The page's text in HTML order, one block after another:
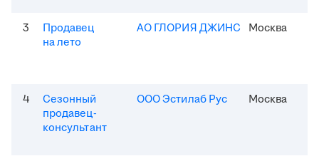
3
Продавец
на лето
АО ГЛОРИЯ ДЖИНС Москва
4
Сезонный
продавец-
консультант
ООО Эстилаб Рус Москва